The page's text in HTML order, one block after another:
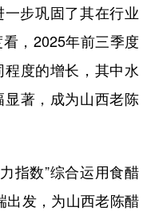
步巩固了其在行业
，2025年前三季度
度的增长，其中水
著，成为山西老陈
指数”综合运用食醋
出发，为山西老陈醋